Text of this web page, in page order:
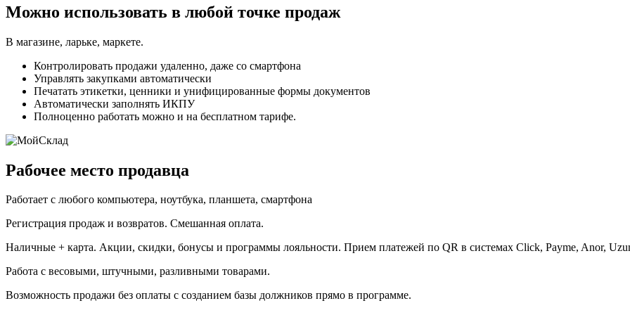
Можно использовать в любой точке продаж
В магазине, ларьке, маркете.
Контролировать продажи удаленно, даже со смартфона
Управлять закупками автоматически
Печатать этикетки, ценники и унифицированные формы документов
Автоматически заполнять ИКПУ
Полноценно работать можно и на бесплатном тарифе.
Рабочее место продавца
Работает с любого компьютера, ноутбука, планшета, смартфона
Регистрация продаж и возвратов. Смешанная оплата.
Наличные + карта. Акции, скидки, бонусы и программы лояльности. Прием платежей по QR в системах Click, Payme, Anor,
Работа с весовыми, штучными, разливными товарами.
Возможность продажи без оплаты с созданием базы должников прямо в программе.